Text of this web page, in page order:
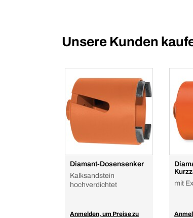
Unsere Kunden
Diamant-Dosensenker
Kalksandstein
hochverdichtet
Anmelden, um Preise zu
mit